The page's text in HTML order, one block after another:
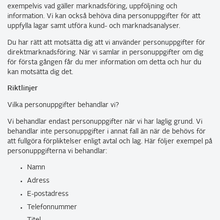
exempelvis vad gäller marknadsföring, uppföljning och
information. Vi kan också behöva dina personuppgifter för att
uppfylla lagar samt utföra kund- och marknadsanalyser.
Du har rätt att motsätta dig att vi använder personuppgifter för
direktmarknadsföring. När vi samlar in personuppgifter om dig
för första gången får du mer information om detta och hur du
kan motsätta dig det.
Riktlinjer
Vilka personuppgifter behandlar vi?
Vi behandlar endast personuppgifter när vi har laglig grund. Vi
behandlar inte personuppgifter i annat fall än när de behövs för
att fullgöra förpliktelser enligt avtal och lag. Här följer exempel på
personuppgifterna vi behandlar:
Namn
Adress
E-postadress
Telefonnummer